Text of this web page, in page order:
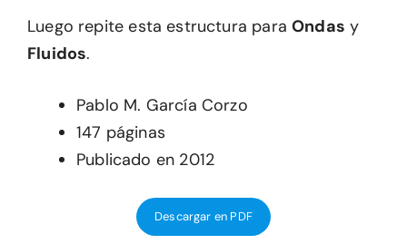
Luego repite esta estructura paraOndas y
Fluidos.
Pablo M. García Corzo
147 páginas
Publicado en 2012
Descargar en PDF